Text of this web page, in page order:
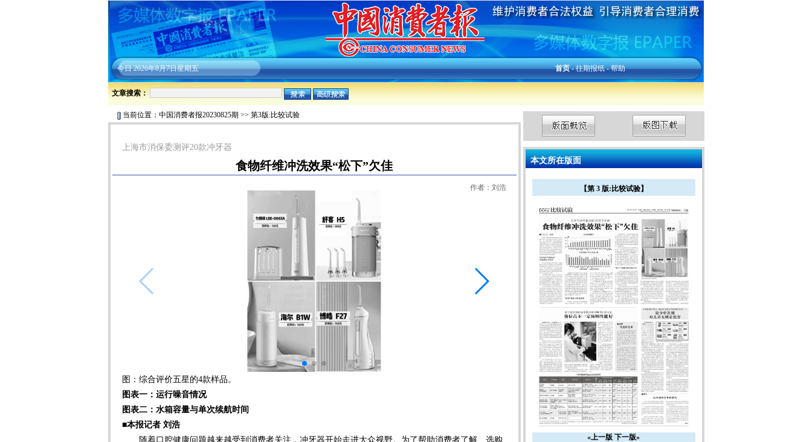
今日2026年8月7日星期五 首页-往期报纸-帮助
文章搜索：
当前位置： 中国消费者报20230825期 >> 第3版:比较试验
上海市消保委测评20款冲牙器
食物纤维冲洗效果“松下”欠佳
作者：刘浩
图：综合评价五星的4款样品。
图表一：运行噪音情况
图表二：水箱容量与单次续航时间
■本报记者 刘浩
随着口腔健康问题越来越受到消费者关注，冲牙器开始走进大众视野。为了帮助消费者了解、选购
本文所在版面
【第 3 版:比较试验】
«上一版 下一版»